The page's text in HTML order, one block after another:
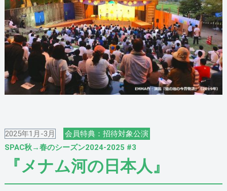
2025年1月-3月
会員特典：招待対象公演
SPAC秋→春のシーズン2024-2025 #3
『メナム河の日本人』